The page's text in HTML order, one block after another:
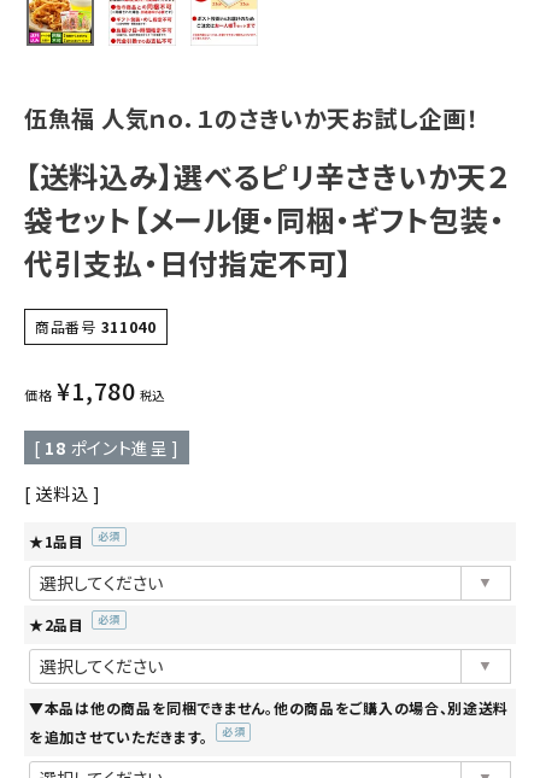
伍魚福 人気ｎｏ．１のさきいか天お試し企画！
【送料込み】選べるピリ辛さきいか天２
袋セット【メール便・同梱・ギフト包装・
代引支払・日付指定不可】
商品番号 311040
価格 ¥1,780 税込
[ 18 ポイント進呈 ]
送料込
★1品目
須)
★2品目
須)
▼本品は他の商品を同梱できません。他の商品をご購入の場合、別途送料
を追加させていただきます。